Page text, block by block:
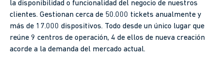
la disponibilidad o funcionalidad del negocio de nuestros
clientes. Gestionan cerca de 50.000 tickets anualmente y
más de 17.000 dispositivos. Todo desde un único lugar que
reúne 9 centros de operación, 4 de ellos de nueva creación
acorde a la demanda del mercado actual.